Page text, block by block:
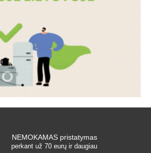
NEMOKAMAS pristatymas
perkant už 70 eurų ir daugiau